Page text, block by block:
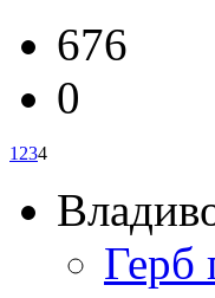
676
0
1 234
Герб